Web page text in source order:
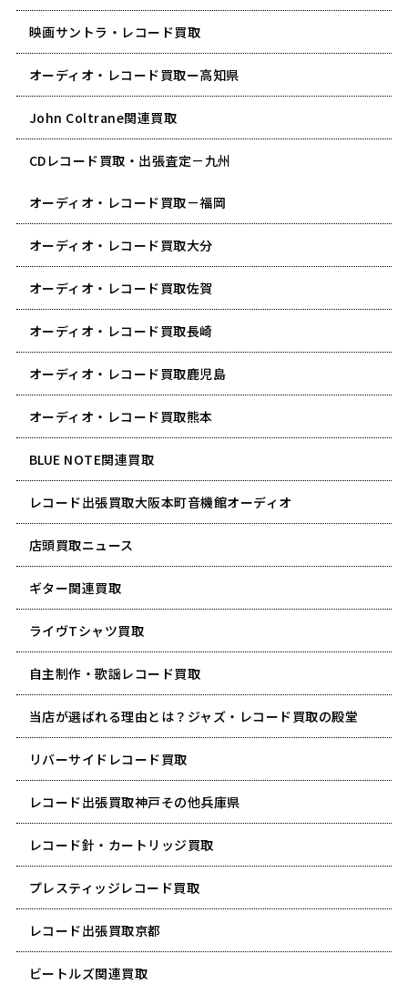
映画サントラ・レコード買取
オーディオ・レコード買取ー高知県
John Coltrane関連買取
CDレコード買取・出張査定－九州
オーディオ・レコード買取－福岡
オーディオ・レコード買取大分
オーディオ・レコード買取佐賀
オーディオ・レコード買取長崎
オーディオ・レコード買取鹿児島
オーディオ・レコード買取熊本
BLUE NOTE関連買取
レコード出張買取大阪本町音機館オーディオ
店頭買取ニュース
ギター関連買取
ライヴTシャツ買取
自主制作・歌謡レコード買取
当店が選ばれる理由とは？ジャズ・レコード買取の殿堂
リバーサイドレコード買取
レコード出張買取神戸その他兵庫県
レコード針・カートリッジ買取
プレスティッジレコード買取
レコード出張買取京都
ビートルズ関連買取